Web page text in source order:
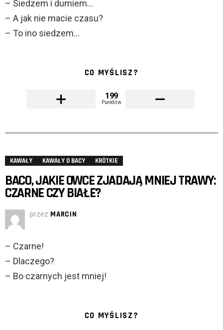
– Siedzem i dumiem…
– A jak nie macie czasu?
– To ino siedzem…
CO MYŚLISZ?
199
Punktów
KAWAŁY KAWAŁY O BACY KRÓTKIE
BACO, JAKIE OWCE ZJADAJĄ MNIEJ TRAWY:
CZARNE CZY BIAŁE?
przez MARCIN
– Czarne!
– Dlaczego?
– Bo czarnych jest mniej!
CO MYŚLISZ?